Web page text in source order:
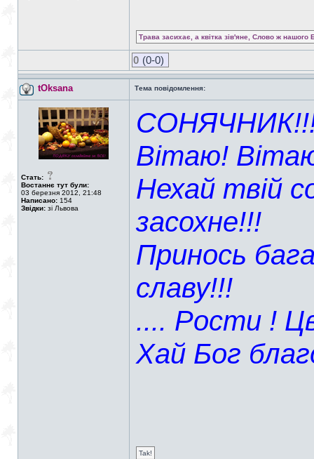
Трава засихає, а квітка зів'яне, Слово ж нашого
0 (0-0)
tOksana Тема повідомлення:
Стать:
Востаннє тут були:
03 березня 2012, 21:48
Написано: 154
Звідки: зі Львова
Вітаю!
Нехай твій
засохне!!!
Принось
славу!!!
.... Рости !
Хай Бог
Tak!